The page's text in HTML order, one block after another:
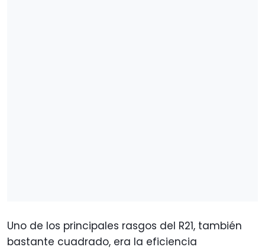
Uno de los principales rasgos del R21, también
bastante cuadrado, era la eficiencia